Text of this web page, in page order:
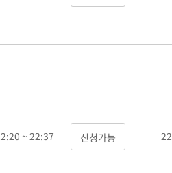
~ 22:37